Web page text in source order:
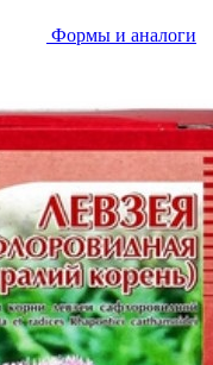
Формы и аналоги